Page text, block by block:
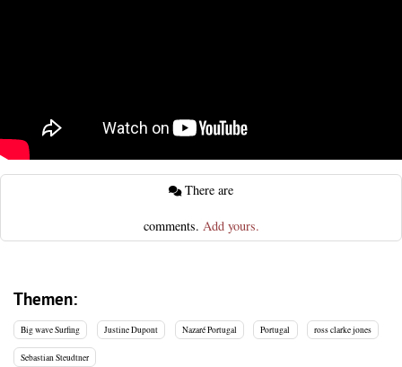
comments. Add yours.
Themen:
Big wave Surfing Justine Dupont Nazaré Portugal Portugal ross clarke jones
Sebastian Steudtner